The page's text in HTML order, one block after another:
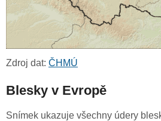
Zdroj dat: ČHMÚ
Blesky v Evropě
Snímek ukazuje všechny údery